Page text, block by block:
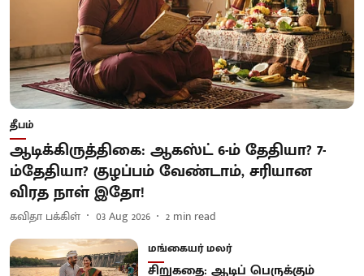
தீபம்
ஆடிக்கிருத்திகை: ஆகஸ்ட் 6-ம் தேதியா? 7-
ம்தேதியா? குழப்பம் வேண்டாம், சரியான
விரத நாள் இதோ!
கவிதா பக்கிள் 03 Aug 2026 2 min read
மங்கையர் மலர்
சிறுகதை: ஆடிப் பெருக்கும்